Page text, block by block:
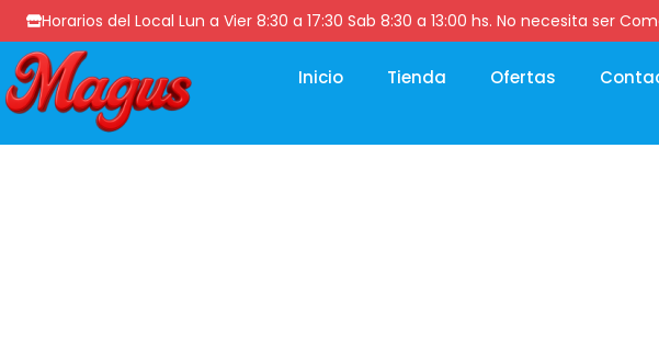
Horarios del Local Lun a Vier 8:30 a 17:30 Sab 8:30 a 13:00 hs. No necesita ser
Inicio Tienda Ofertas